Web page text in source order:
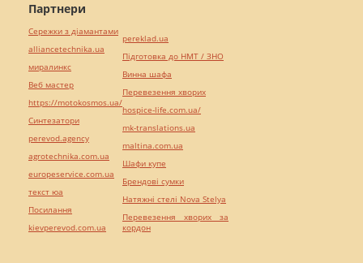
Партнери
Сережки з діамантами
alliancetechnika.ua
миралинкс
Веб мастер
https://motokosmos.ua/
Синтезатори
perevod.agency
agrotechnika.com.ua
europeservice.com.ua
текст юа
Посилання
kievperevod.com.ua
pereklad.ua
Підготовка до НМТ / ЗНО
Винна шафа
Перевезення хворих
hospice-life.com.ua/
mk-translations.ua
maltina.com.ua
Шафи купе
Брендові сумки
Натяжні стелі Nova Stelya
Перевезення хворих за
кордон